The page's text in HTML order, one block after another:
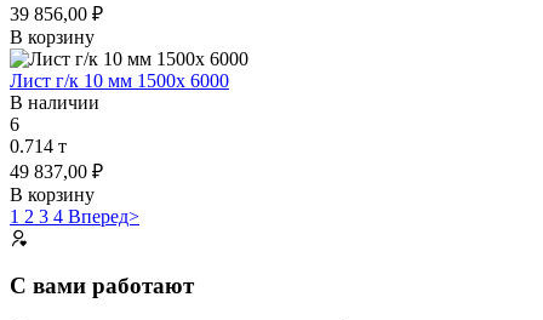
39 856,00 ₽
В корзину
Лист г/к 10 мм 1500х 6000
В наличии
6
0.714 т
49 837,00 ₽
В корзину
1 2 3 4 Вперед>
С вами работают